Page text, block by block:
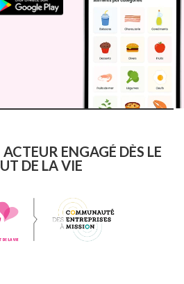
ENGAGÉ DÈS LE
DE LA VIE